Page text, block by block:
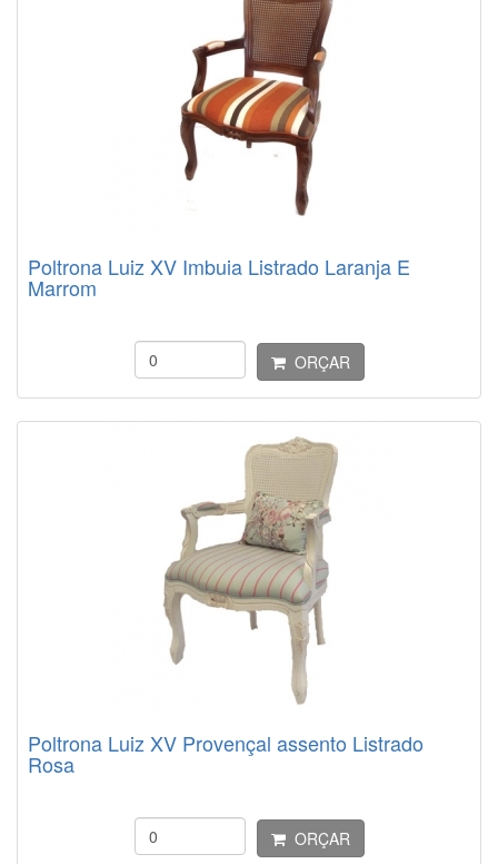
Poltrona Luiz XV Imbuia Listrado Laranja E
Marrom
ORÇAR
Poltrona Luiz XV Provençal assento Listrado
Rosa
ORÇAR